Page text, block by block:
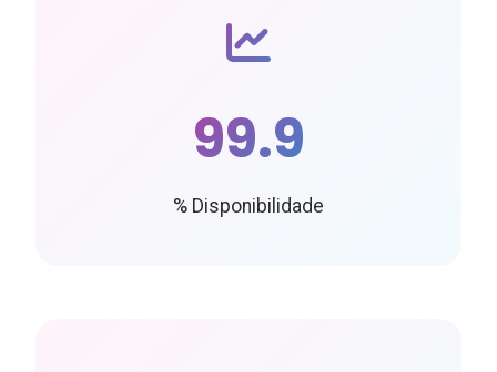
99.9
% Disponibilidade